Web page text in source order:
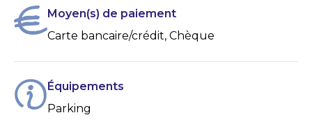
Moyen(s) de paiement
Carte bancaire/crédit, Chèque
Équipements
Parking